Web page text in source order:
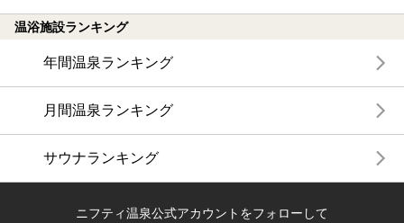
温浴施設ランキング
年間温泉ランキング
月間温泉ランキング
サウナランキング
ニフティ温泉公式アカウントをフォローして